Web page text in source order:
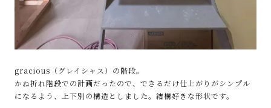
gracious（グレイシャス）の階段。
かね折れ階段での計画だったので、できるだけ仕上がりがシンプル
になるよう、上下別の構造としました。結構好きな形状です。